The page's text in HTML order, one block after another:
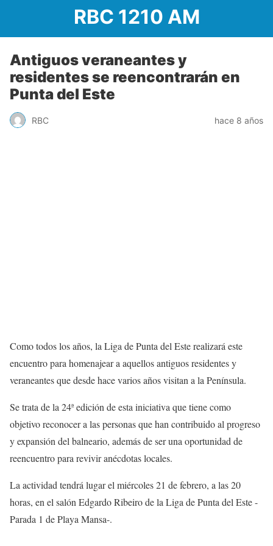
RBC 1210 AM
Antiguos veraneantes y
residentes se reencontrarán en
Punta del Este
RBC hace 8 años
Como todos los años, la Liga de Punta del Este realizará este
encuentro para homenajear a aquellos antiguos residentes y
veraneantes que desde hace varios años visitan a la Península.
Se trata de la 24ª edición de esta iniciativa que tiene como
objetivo reconocer a las personas que han contribuido al progreso
y expansión del balneario, además de ser una oportunidad de
reencuentro para revivir anécdotas locales.
La actividad tendrá lugar el miércoles 21 de febrero, a las 20
horas, en el salón Edgardo Ribeiro de la Liga de Punta del Este -
Parada 1 de Playa Mansa-.